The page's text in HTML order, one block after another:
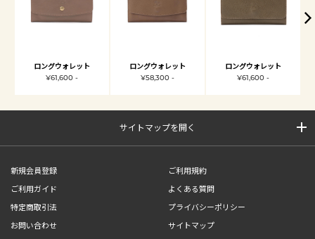
ロングウォレット
¥61,600 -
ロングウォレット
¥58,300 -
ロングウォレット
¥61,600 -
サイトマップを開く
新規会員登録
ご利用規約
ご利用ガイド
よくある質問
特定商取引法
プライバシーポリシー
お問い合わせ
サイトマップ